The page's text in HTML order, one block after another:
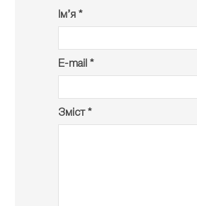
Ім’я *
E-mail *
Зміст *